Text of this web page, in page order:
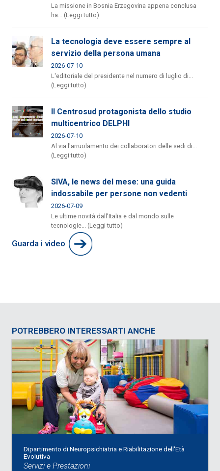
La missione in Bosnia Erzegovina appena conclusa
ha... (Leggi tutto)
La tecnologia deve essere sempre al
servizio della persona umana
2026-07-10
L'editoriale del presidente nel numero di luglio di...
(Leggi tutto)
Il Centrosud protagonista dello studio
multicentrico DELPHI
2026-07-10
Al via l'arruolamento dei collaboratori delle sedi di...
(Leggi tutto)
SIVA, le news del mese: una guida
indossabile per persone non vedenti
2026-07-09
Le ultime novità dall'Italia e dal mondo sulle
tecnologie... (Leggi tutto)
Guarda i video
POTREBBERO INTERESSARTI ANCHE
Dipartimento di Neuropsichiatria e Riabilitazione dell'Età
Evolutiva
Servizi e Prestazioni